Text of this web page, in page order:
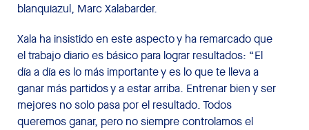
blanquiazul, Marc Xalabarder.
Xala ha insistido en este aspecto y ha remarcado que
el trabajo diario es básico para lograr resultados: “El
día a día es lo más importante y es lo que te lleva a
ganar más partidos y a estar arriba. Entrenar bien y ser
mejores no solo pasa por el resultado. Todos
queremos ganar, pero no siempre controlamos el